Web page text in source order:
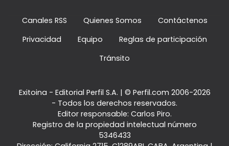
Canales RSS Quienes Somos
Contáctenos
Privacidad
Equipo
Reglas de participación
Tránsito
Exitoina - Editorial Perfil S.A. | © Perfil.com 2006-2026
- Todos los derechos reservados.
Editor responsable: Carlos Piro.
Registro de la propiedad intelectual número
5346433